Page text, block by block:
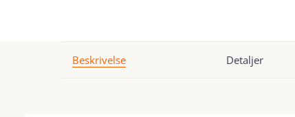
Beskrivelse Detaljer